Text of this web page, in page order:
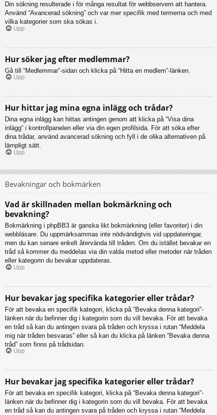
Din sökning resulterade i för många resultat för webbservern att hantera.
Använd “Avancerad sökning” och var mer specifik med termerna och med
vilka kategorier som ska sökas i.
Upp
Hur söker jag efter medlemmar?
Gå till “Medlemmar”-sidan och klicka på “Hitta en medlem”-länken.
Upp
Hur hittar jag mina egna inlägg och trådar?
Dina egna inlägg kan hittas antingen genom att klicka på “Visa dina
inlägg” i kontrollpanelen eller via din egen profilsida. För att söka efter
dina trådar, använd avancerad sökning och fyll i de olika alternativen på
lämpligt sätt.
Upp
Bevakningar och bokmärken
Vad är skillnaden mellan bokmärkning och
bevakning?
Bokmärkning i phpBB3 är ganska likt bokmärkning (eller favoriter) i din
webbläsare. Du uppmärksammas inte nödvändigtvis vid uppdateringar,
men du kan senare enkelt återvända till tråden. Om du istället bevakar en
tråd så kommer du meddelas via din valda metod eller metoder när tråden
eller kategorin du bevakar uppdateras.
Upp
Hur bevakar jag specifika kategorier eller trådar?
För att bevaka en specifik kategori, klicka på “Bevaka denna kategori”-
länken när du befinner dig i kategorin som du vill bevaka. För att bevaka
en tråd så kan du antingen svara på tråden och kryssa i rutan “Meddela
mig när tråden besvaras” eller så kan du klicka på länken “Bevaka denna
tråd” som finns på trådsidan.
Upp
Hur bevakar jag specifika kategorier eller trådar?
För att bevaka en specifik kategori, klicka på “Bevaka denna kategori”-
länken när du befinner dig i kategorin som du vill bevaka. För att bevaka
en tråd så kan du antingen svara på tråden och kryssa i rutan “Meddela